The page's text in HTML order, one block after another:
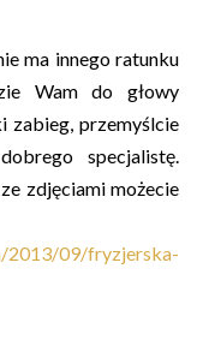
ma innego ratunku
Wam do głowy
zabieg, przemyślcie
specjalistę.
zdjęciami możecie
2013/09/fryzjerska-